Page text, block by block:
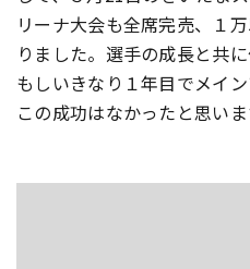
リーナ大会も全席完売、１
りました。選手の成長と共
もしいきなり１年目でメイ
この成功はなかったと思いま